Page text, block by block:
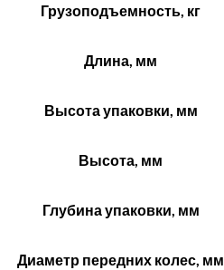
Грузоподъемность, кг
Длина, мм
Высота упаковки, мм
Высота, мм
Глубина упаковки, мм
Диаметр передних колес, мм